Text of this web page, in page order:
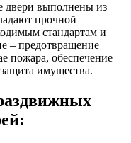
выполнены из
прочной
стандартам и
– предотвращение
пожара, обеспечение
имущества.